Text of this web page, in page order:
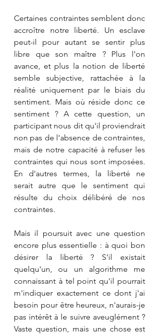
Certaines contraintes semblent donc
accroître notre liberté. Un esclave
peut-il pour autant se sentir plus
libre que son maître ? Plus l'on
avance, et plus la notion de liberté
semble subjective, rattachée à la
réalité uniquement par le biais du
sentiment. Mais où réside donc ce
sentiment ? A cette question, un
participant nous dit qu'il proviendrait
non pas de l'absence de contraintes,
mais de notre capacité à refuser les
contraintes qui nous sont imposées.
En d'autres termes, la liberté ne
serait autre que le sentiment qui
résulte du choix délibéré de nos
contraintes.
Mais il poursuit avec une question
encore plus essentielle : à quoi bon
désirer la liberté ? S'il existait
quelqu'un, ou un algorithme me
connaissant à tel point qu'il pourrait
m'indiquer exactement ce dont j'ai
besoin pour être heureux, n'aurais-je
pas intérêt à le suivre aveuglément ?
Vaste question, mais une chose est